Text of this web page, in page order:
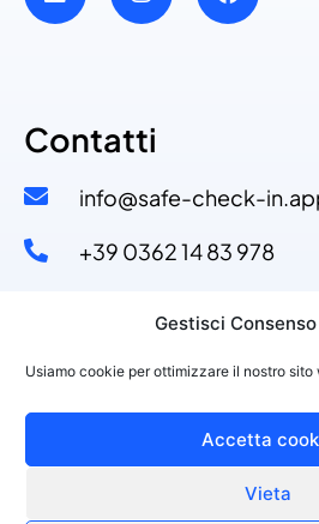
Gestisci
Usiamo cookie per ottimizzare il nostro
Accetta
Vieta
Contatti
info@safe-check-
+39 0362 14 83 978​
Via Dante Alighieri, 4
20822 Seveso (MB)
©2021 PURPLESOFT S.R.L.,